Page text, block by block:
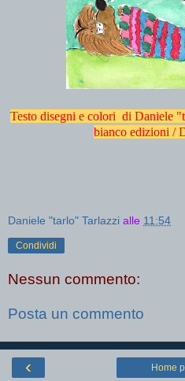
Testo disegni e colori di Daniele
bianco edizioni /
Daniele "tarlo" Tarlazzi alle 11:54
Condividi
Nessun commento:
Posta un commento
‹ Home